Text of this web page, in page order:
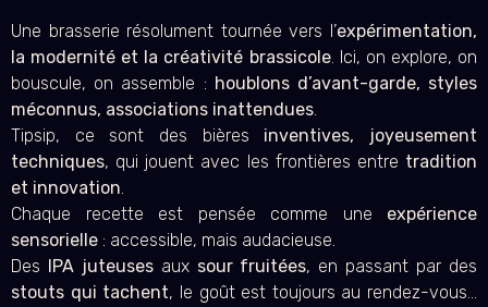
Une brasserie résolument tournée vers l’expérimentation,
la modernité et la créativité brassicole. Ici, on explore, on
bouscule, on assemble : houblons d’avant-garde, styles
méconnus, associations inattendues.
Tipsip, ce sont des bières inventives, joyeusement
techniques, qui jouent avec les frontières entre tradition
et innovation.
Chaque recette est pensée comme une expérience
sensorielle : accessible, mais audacieuse.
Des IPA juteusesaux sour fruitées, en passant par des
stouts qui tachent, le goût est toujours au rendez-vous…